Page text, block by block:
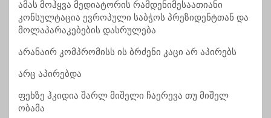
ამას მოჰყვა მედიატორის რამდენიმესაათიანი
კონსულტაცია ევროპული საბჭოს პრეზიდენტთან და
მოლაპარაკებების დასრულება
არანაირ კომპრომისს ის ბრძენი კაცი არ აპირებს
არც აპირებდა
ფეხზე ჰკიდია შარლ მიშელი ჩაერევა თუ მიშელ
ობამა